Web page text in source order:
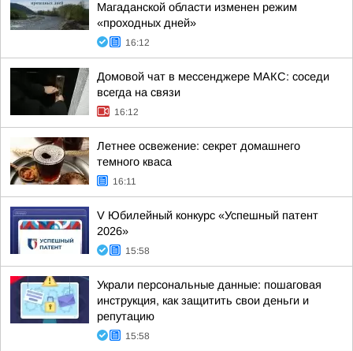
Магаданской области изменен режим
«проходных дней»
16:12
Домовой чат в мессенджере MAКС: соседи
всегда на связи
16:12
Летнее освежение: секрет домашнего
темного кваса
16:11
V Юбилейный конкурс «Успешный патент
2026»
15:58
Украли персональные данные: пошаговая
инструкция, как защитить свои деньги и
репутацию
15:58